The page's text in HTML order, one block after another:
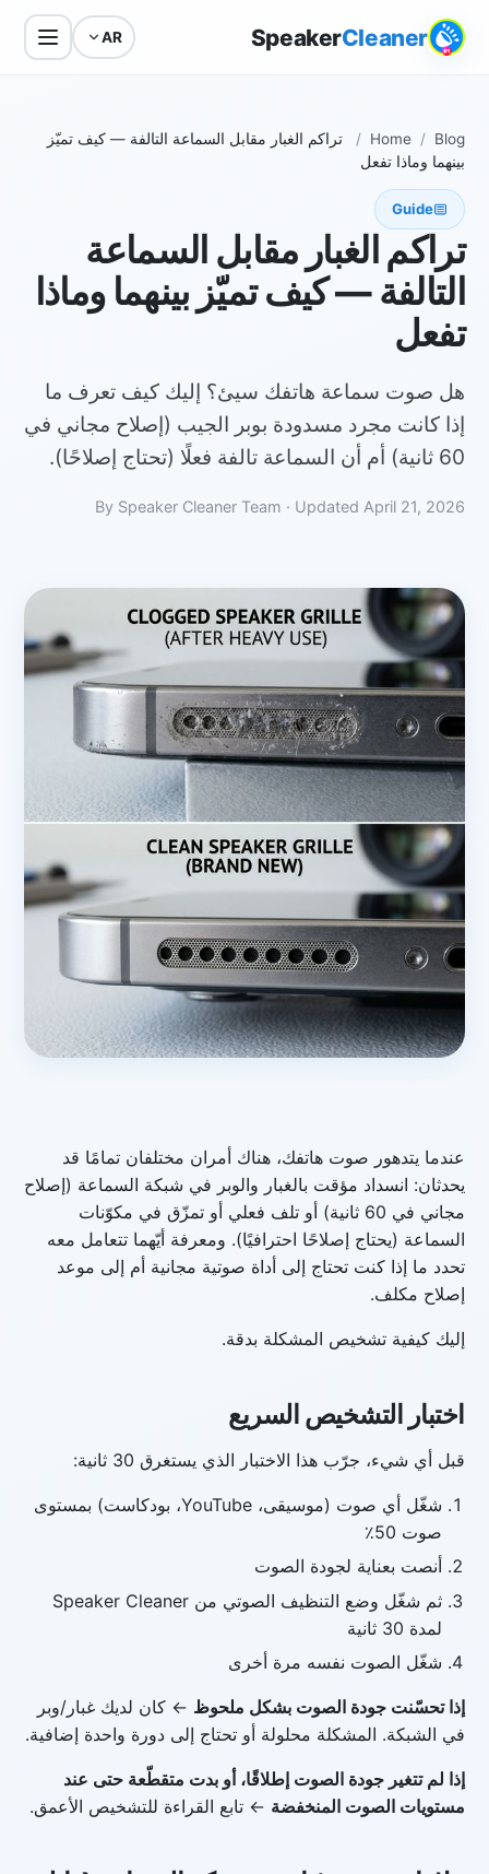
SpeakerCleaner
AR
Home / Blog
/
تراكم الغبار مقابل السماعة التالفة — كيف تميّز
بينهما وماذا تفعل
Guide
تراكم الغبار مقابل السماعة
التالفة — كيف تميّز بينهما وماذا
تفعل
هل صوت سماعة هاتفك سيئ؟ إليك كيف تعرف ما
إذا كانت مجرد مسدودة بوبر الجيب (إصلاح مجاني في
60 ثانية) أم أن السماعة تالفة فعلًا (تحتاج إصلاحًا).
By Speaker Cleaner Team · Updated April 21, 2026
عندما يتدهور صوت هاتفك، هناك أمران مختلفان تمامًا قد
يحدثان: انسداد مؤقت بالغبار والوبر في شبكة السماعة (إصلاح
مجاني في 60 ثانية) أو تلف فعلي أو تمزّق في مكوّنات
السماعة (يحتاج إصلاحًا احترافيًا). ومعرفة أيّهما تتعامل معه
تحدد ما إذا كنت تحتاج إلى أداة صوتية مجانية أم إلى موعد
إصلاح مكلف.
إليك كيفية تشخيص المشكلة بدقة.
اختبار التشخيص السريع
قبل أي شيء، جرّب هذا الاختبار الذي يستغرق 30 ثانية:
شغّل أي صوت (موسيقى، YouTube، بودكاست) بمستوى
صوت 50٪
أنصت بعناية لجودة الصوت
ثم شغّل وضع التنظيف الصوتي من Speaker Cleaner
لمدة 30 ثانية
شغّل الصوت نفسه مرة أخرى
إذا تحسّنت جودة الصوت بشكل ملحوظ ← كان لديك غبار/وبر
في الشبكة. المشكلة محلولة أو تحتاج إلى دورة واحدة إضافية.
إذا لم تتغير جودة الصوت إطلاقًا، أو بدت متقطّعة حتى عند
مستويات الصوت المنخفضة ← تابع القراءة للتشخيص الأعمق.